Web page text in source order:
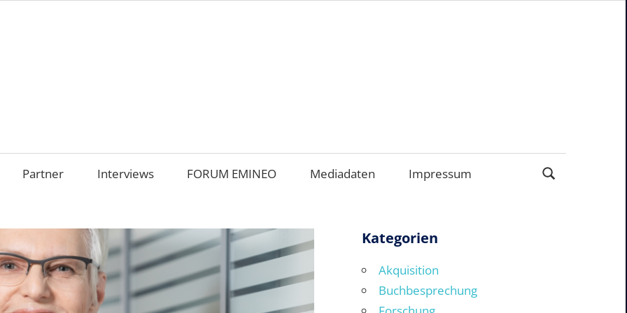
Partner Interviews FORUM EMINEO Mediadaten Impressum
Kategorien
Akquisition
Buchbesprechung